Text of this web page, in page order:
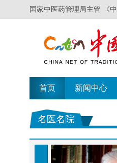
国家中医药管理局主管 《
首页 新闻中心
名医名院